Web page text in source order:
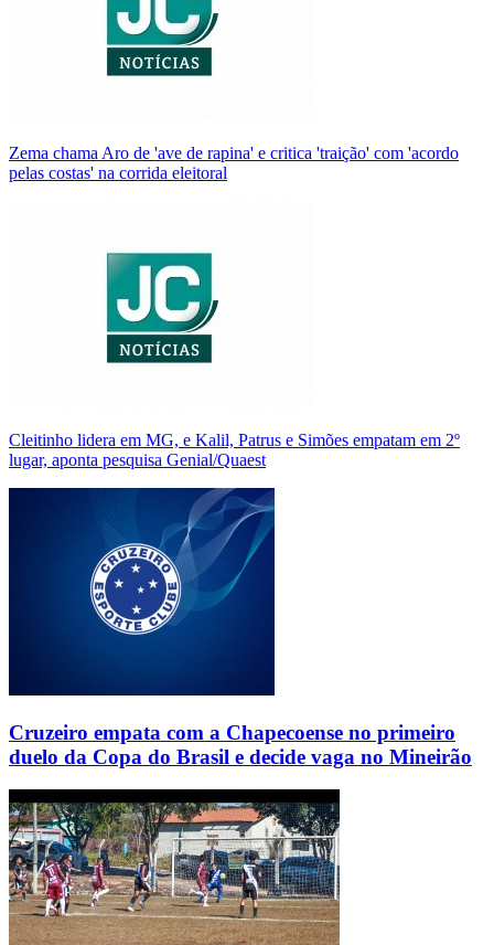
Zema chama Aro de 'ave de rapina' e critica 'traição' com 'acordo
pelas costas' na corrida eleitoral
Cleitinho lidera em MG, e Kalil, Patrus e Simões empatam em 2º
lugar, aponta pesquisa Genial/Quaest
Cruzeiro empata com a Chapecoense no primeiro
duelo da Copa do Brasil e decide vaga no Mineirão